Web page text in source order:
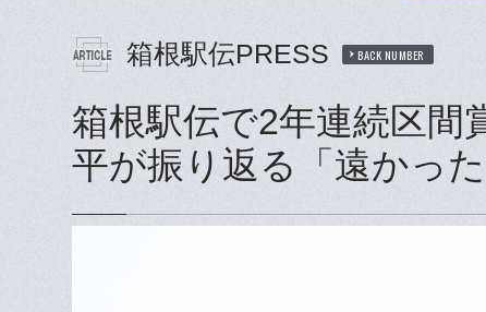
箱根駅伝PRESS BACK NUMBER
箱根駅伝で2年連続区間
平が振り返る「遠かっ